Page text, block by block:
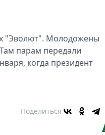
"Эволют". Молодожены
парам передали
когда президент
Поделиться